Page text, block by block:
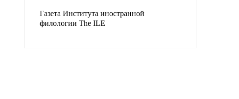
Газета Института иностранной
филологии The ILE